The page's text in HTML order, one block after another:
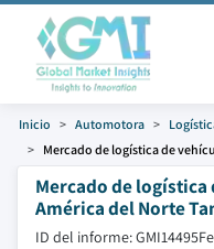
Inicio Automotora
Mercado de logística de
Mercado de
América del Norte
ID del informe: GMI14495